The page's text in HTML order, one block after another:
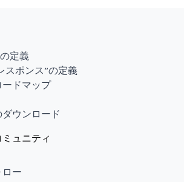
定義
スポンス”の定義
ドマップ
ウンロード
ュニティ
ロー